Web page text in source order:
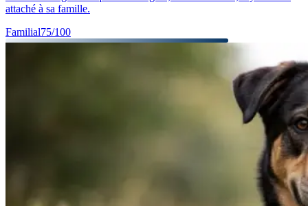
attaché à sa famille.
Familial75/100